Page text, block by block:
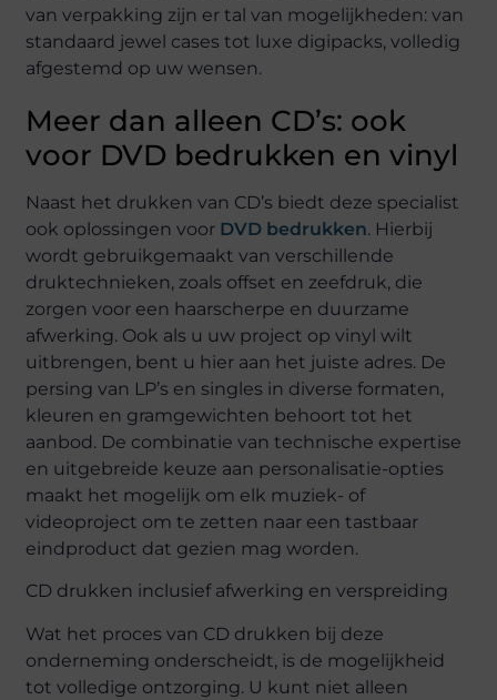
van verpakking zijn er tal van mogelijkheden: van
standaard jewel cases tot luxe digipacks, volledig
afgestemd op uw wensen.
Meer dan alleen CD’s: ook
voor DVD bedrukken en vinyl
Naast het drukken van CD’s biedt deze specialist
ook oplossingen voor DVD bedrukken. Hierbij
wordt gebruikgemaakt van verschillende
druktechnieken, zoals offset en zeefdruk, die
zorgen voor een haarscherpe en duurzame
afwerking. Ook als u uw project op vinyl wilt
uitbrengen, bent u hier aan het juiste adres. De
persing van LP’s en singles in diverse formaten,
kleuren en gramgewichten behoort tot het
aanbod. De combinatie van technische expertise
en uitgebreide keuze aan personalisatie-opties
maakt het mogelijk om elk muziek- of
videoproject om te zetten naar een tastbaar
eindproduct dat gezien mag worden.
CD drukken inclusief afwerking en verspreiding
Wat het proces van CD drukken bij deze
onderneming onderscheidt, is de mogelijkheid
tot volledige ontzorging. U kunt niet alleen